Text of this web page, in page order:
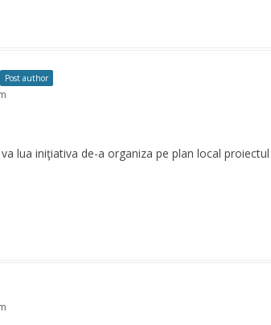
Post author
lua iniţiativa de-a organiza pe plan local